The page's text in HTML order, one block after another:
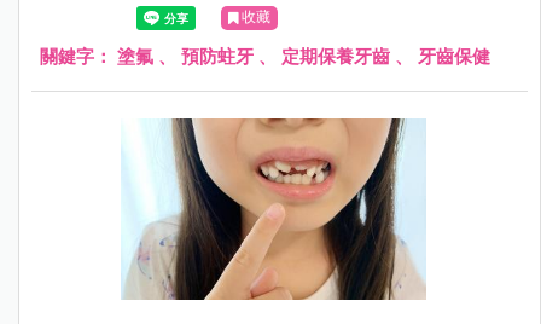
以此來防護孩童的牙齒免受蛀牙之苦。然而，許多家長對於
這項服務是否必要，以及進行氟化處理的具體益處和可能的
收藏
關鍵字： 塗氟 、 預防蛀牙 、 定期保養牙齒 、 牙齒保健